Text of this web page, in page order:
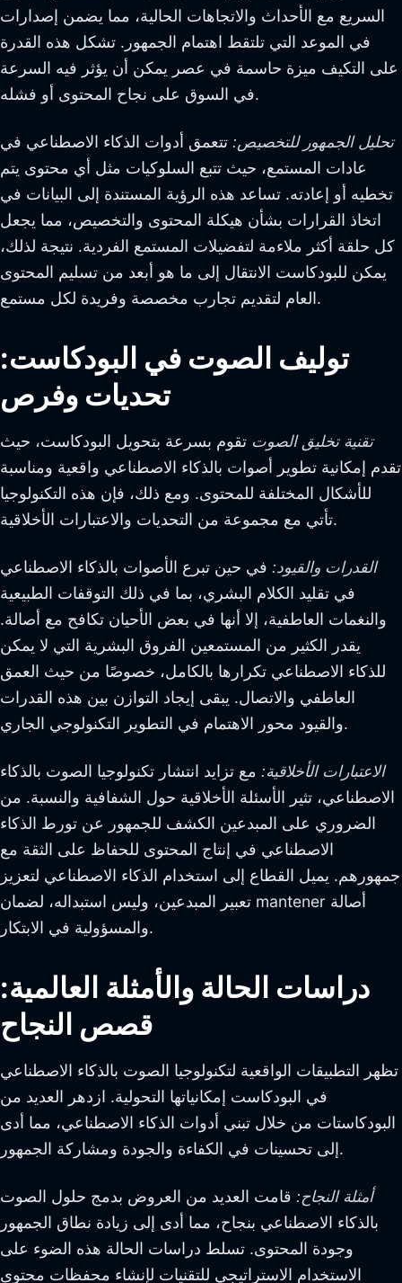
السريع مع الأحداث والاتجاهات الحالية، مما يضمن إصدارات
في الموعد التي تلتقط اهتمام الجمهور. تشكل هذه القدرة
على التكيف ميزة حاسمة في عصر يمكن أن يؤثر فيه السرعة
في السوق على نجاح المحتوى أو فشله.
تحليل الجمهور للتخصيص: تتعمق أدوات الذكاء الاصطناعي في
عادات المستمع، حيث تتبع السلوكيات مثل أي محتوى يتم
تخطيه أو إعادته. تساعد هذه الرؤية المستندة إلى البيانات في
اتخاذ القرارات بشأن هيكلة المحتوى والتخصيص، مما يجعل
كل حلقة أكثر ملاءمة لتفضيلات المستمع الفردية. نتيجة لذلك،
يمكن للبودكاست الانتقال إلى ما هو أبعد من تسليم المحتوى
العام لتقديم تجارب مخصصة وفريدة لكل مستمع.
توليف الصوت في البودكاست:
تحديات وفرص
تقنية تخليق الصوت تقوم بسرعة بتحويل البودكاست، حيث
تقدم إمكانية تطوير أصوات بالذكاء الاصطناعي واقعية ومناسبة
للأشكال المختلفة للمحتوى. ومع ذلك، فإن هذه التكنولوجيا
تأتي مع مجموعة من التحديات والاعتبارات الأخلاقية.
القدرات والقيود: في حين تبرع الأصوات بالذكاء الاصطناعي
في تقليد الكلام البشري، بما في ذلك التوقفات الطبيعية
والنغمات العاطفية، إلا أنها في بعض الأحيان تكافح مع أصالة.
يقدر الكثير من المستمعين الفروق البشرية التي لا يمكن
للذكاء الاصطناعي تكرارها بالكامل، خصوصًا من حيث العمق
العاطفي والاتصال. يبقى إيجاد التوازن بين هذه القدرات
والقيود محور الاهتمام في التطوير التكنولوجي الجاري.
الاعتبارات الأخلاقية: مع تزايد انتشار تكنولوجيا الصوت بالذكاء
الاصطناعي، تثير الأسئلة الأخلاقية حول الشفافية والنسبة. من
الضروري على المبدعين الكشف للجمهور عن تورط الذكاء
الاصطناعي في إنتاج المحتوى للحفاظ على الثقة مع
جمهورهم. يميل القطاع إلى استخدام الذكاء الاصطناعي لتعزيز
تعبير المبدعين، وليس استبداله، لضمان mantener أصالة
والمسؤولية في الابتكار.
دراسات الحالة والأمثلة العالمية:
قصص النجاح
تظهر التطبيقات الواقعية لتكنولوجيا الصوت بالذكاء الاصطناعي
في البودكاست إمكانياتها التحولية. ازدهر العديد من
البودكاستات من خلال تبني أدوات الذكاء الاصطناعي، مما أدى
إلى تحسينات في الكفاءة والجودة ومشاركة الجمهور.
أمثلة النجاح: قامت العديد من العروض بدمج حلول الصوت
بالذكاء الاصطناعي بنجاح، مما أدى إلى زيادة نطاق الجمهور
وجودة المحتوى. تسلط دراسات الحالة هذه الضوء على
الاستخدام الاستراتيجي للتقنيات لإنشاء محفظات محتوى